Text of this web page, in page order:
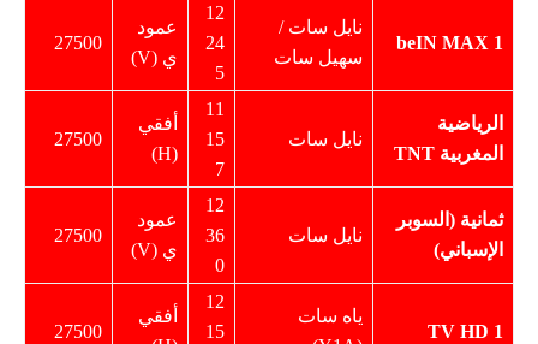
beIN MAX 1
نايل سات /
سهيل سات
12
24
5
عمود
ي (V)
27500
الرياضية
المغربية TNT
نايل سات
11
15
7
أفقي
(H)
27500
ثمانية (السوبر
الإسباني)
نايل سات
12
36
0
عمود
ي (V)
27500
1
TV HD
ياه سات
12
15
أفقي
27500